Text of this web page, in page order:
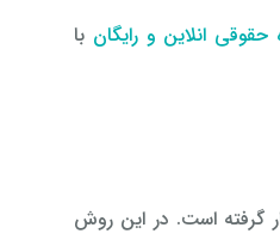
حقوقی انلاین و رایگان با
گرفته است. در این روش